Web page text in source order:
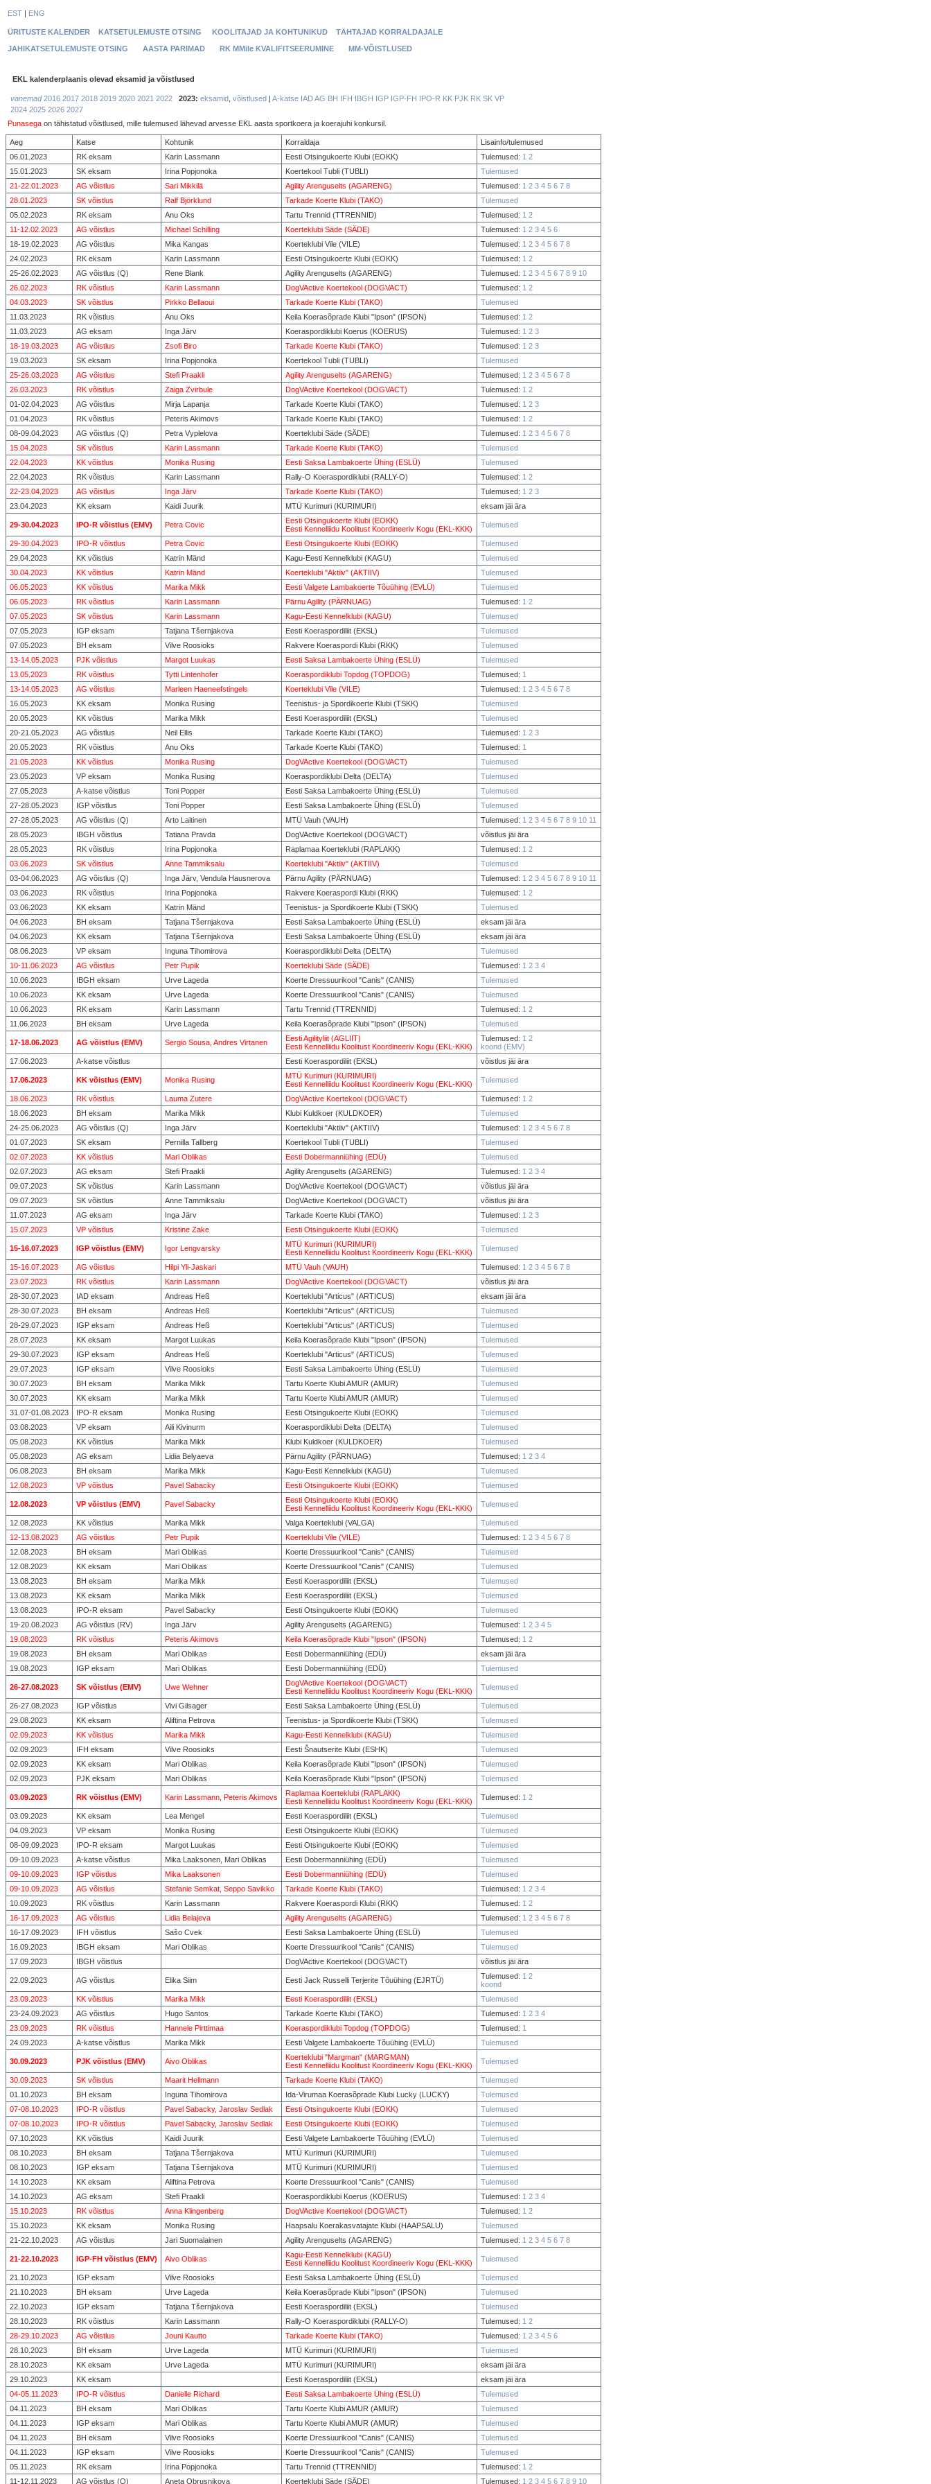
EST | ENG
ÜRITUSTE KALENDER KATSETULEMUSTE OTSING KOOLITAJAD JA KOHTUNIKUD
TÄHTAJAD KORRALDAJALE
JAHIKATSETULEMUSTE OTSING
AASTA PARIMAD RK MMile KVALIFITSEERUMINE MM-VÕISTLUSED
EKL kalenderplaanis olevad eksamid ja võistlused
vanemad 2016 2017 2018 2019 2020 2021 2022 2023: eksamid võistlused | A-katse IADAG BH IFH IBGH IGP IGP-FH IPO-R KK PJK RK SK VP
2024 2025 2026 2027
Punasega on tähistatud võistlused, mille tulemused lähevad arvesse EKL aasta sportkoera ja koerajuhi konkursil.
Aeg Katse Kohtunik Korraldaja
Lisainfo/tulemused
06.01.2023
RK eksam Karin Lassmann Eesti Otsingukoerte Klubi (EOKK) Tulemused: 1 2
15.01.2023
SK eksam Irina Popjonoka Koertekool Tubli (TUBLI)
Tulemused
21-22.01.2023
AG võistlus Sari Mikkilä Agility Arenguselts (AGARENG) Tulemused: 1 2 3 4 5 6 7 8
28.01.2023
SK võistlus Ralf Björklund Tarkade Koerte Klubi (TAKO)
Tulemused
05.02.2023
RK eksam Anu Oks Tartu Trennid (TTRENNID) Tulemused: 1 2
11-12.02.2023
AG võistlus Michael Schilling Koerteklubi Säde (SÄDE) Tulemused: 1 2 3 4 5 6
18-19.02.2023
AG võistlus Mika Kangas Koerteklubi Vile (VILE) Tulemused: 1 2 3 4 5 6 7 8
24.02.2023
RK eksam Karin Lassmann Eesti Otsingukoerte Klubi (EOKK) Tulemused: 1 2
25-26.02.2023
AG võistlus (Q) Rene Blank Agility Arenguselts (AGARENG) Tulemused: 1 2 3 4 5 6 7 8 9 10
26.02.2023
RK võistlus Karin Lassmann DogVActive Koertekool (DOGVACT) Tulemused: 1 2
04.03.2023
SK võistlus Pirkko Bellaoui Tarkade Koerte Klubi (TAKO)
Tulemused
11.03.2023
RK võistlus Anu Oks Keila Koerasõprade Klubi "Ipson" (IPSON) Tulemused: 1 2
11.03.2023
AG eksam Inga Järv Koeraspordiklubi Koerus (KOERUS) Tulemused: 1 2 3
18-19.03.2023
AG võistlus Zsofi Biro Tarkade Koerte Klubi (TAKO) Tulemused: 1 2 3
19.03.2023
SK eksam Irina Popjonoka Koertekool Tubli (TUBLI)
Tulemused
25-26.03.2023
AG võistlus Stefi Praakli Agility Arenguselts (AGARENG) Tulemused: 1 2 3 4 5 6 7 8
26.03.2023
RK võistlus Zaiga Zvirbule DogVActive Koertekool (DOGVACT) Tulemused: 1 2
01-02.04.2023
AG võistlus Mirja Lapanja Tarkade Koerte Klubi (TAKO) Tulemused: 1 2 3
01.04.2023
RK võistlus Peteris Akimovs Tarkade Koerte Klubi (TAKO) Tulemused: 1 2
08-09.04.2023
AG võistlus (Q) Petra Vyplelova Koerteklubi Säde (SÄDE) Tulemused: 1 2 3 4 5 6 7 8
15.04.2023
SK võistlus Karin Lassmann Tarkade Koerte Klubi (TAKO)
Tulemused
22.04.2023
KK võistlus Monika Rusing Eesti Saksa Lambakoerte Ühing (ESLÜ)
Tulemused
22.04.2023
RK võistlus Karin Lassmann Rally-O Koeraspordiklubi (RALLY-O) Tulemused: 1 2
22-23.04.2023
AG võistlus Inga Järv Tarkade Koerte Klubi (TAKO) Tulemused: 1 2 3
23.04.2023
KK eksam Kaidi Juurik MTÜ Kurimuri (KURIMURI) eksam jäi ära
29-30.04.2023 IPO-R võistlus (EMV) Petra Covic
Eesti Otsingukoerte Klubi (EOKK)
Eesti Kennelliidu Koolitust Koordineeriv Kogu (EKL-KKK)
Tulemused
29-30.04.2023 IPO-R võistlus Petra Covic Eesti Otsingukoerte Klubi (EOKK)
Tulemused
29.04.2023
KK võistlus Katrin Mänd Kagu-Eesti Kennelklubi (KAGU)
Tulemused
30.04.2023
KK võistlus Katrin Mänd Koerteklubi "Aktiiv" (AKTIIV)
Tulemused
06.05.2023
KK võistlus Marika Mikk Eesti Valgete Lambakoerte Tõuühing (EVLÜ)
Tulemused
06.05.2023
RK võistlus Karin Lassmann Pärnu Agility (PÄRNUAG) Tulemused: 1 2
07.05.2023
SK võistlus Karin Lassmann Kagu-Eesti Kennelklubi (KAGU)
Tulemused
07.05.2023
IGP eksam Tatjana Tšernjakova Eesti Koeraspordiliit (EKSL)
Tulemused
07.05.2023
BH eksam Vilve Roosioks Rakvere Koeraspordi Klubi (RKK)
Tulemused
13-14.05.2023
PJK võistlus Margot Luukas Eesti Saksa Lambakoerte Ühing (ESLÜ)
Tulemused
13.05.2023
RK võistlus Tytti Lintenhofer Koeraspordiklubi Topdog (TOPDOG) Tulemused: 1
13-14.05.2023
AG võistlus Marleen Haeneefstingels Koerteklubi Vile (VILE) Tulemused: 1 2 3 4 5 6 7 8
16.05.2023
KK eksam Monika Rusing Teenistus- ja Spordikoerte Klubi (TSKK)
Tulemused
20.05.2023
KK võistlus Marika Mikk Eesti Koeraspordiliit (EKSL)
Tulemused
20-21.05.2023
AG võistlus Neil Ellis Tarkade Koerte Klubi (TAKO) Tulemused: 1 2 3
20.05.2023
RK võistlus Anu Oks Tarkade Koerte Klubi (TAKO) Tulemused: 1
21.05.2023
KK võistlus Monika Rusing DogVActive Koertekool (DOGVACT)
Tulemused
23.05.2023
VP eksam Monika Rusing Koeraspordiklubi Delta (DELTA)
Tulemused
27.05.2023
A-katse võistlus Toni Popper Eesti Saksa Lambakoerte Ühing (ESLÜ)
Tulemused
27-28.05.2023
IGP võistlus Toni Popper Eesti Saksa Lambakoerte Ühing (ESLÜ)
Tulemused
27-28.05.2023
AG võistlus (Q) Arto Laitinen MTÜ Vauh (VAUH) Tulemused: 1 2 3 4 5 6 7 8 9 10 11
28.05.2023
IBGH võistlus Tatiana Pravda DogVActive Koertekool (DOGVACT)
võistlus jäi ära
28.05.2023
RK võistlus Irina Popjonoka Raplamaa Koerteklubi (RAPLAKK) Tulemused: 1 2
03.06.2023
SK võistlus Anne Tammiksalu Koerteklubi "Aktiiv" (AKTIIV)
Tulemused
03-04.06.2023
AG võistlus (Q) Inga Järv, Vendula Hausnerova Pärnu Agility (PÄRNUAG) Tulemused: 1 2 3 4 5 6 7 8 9 10 11
03.06.2023
RK võistlus Irina Popjonoka Rakvere Koeraspordi Klubi (RKK) Tulemused: 1 2
03.06.2023
KK eksam Katrin Mänd Teenistus- ja Spordikoerte Klubi (TSKK)
Tulemused
04.06.2023
BH eksam Tatjana Tšernjakova Eesti Saksa Lambakoerte Ühing (ESLÜ)
eksam jäi ära
04.06.2023
KK eksam Tatjana Tšernjakova Eesti Saksa Lambakoerte Ühing (ESLÜ)
eksam jäi ära
08.06.2023
VP eksam Inguna Tihomirova Koeraspordiklubi Delta (DELTA)
Tulemused
10-11.06.2023
AG võistlus Petr Pupik Koerteklubi Säde (SÄDE) Tulemused: 1 2 3 4
10.06.2023
IBGH eksam Urve Lageda Koerte Dressuurikool "Canis" (CANIS)
Tulemused
10.06.2023
KK eksam Urve Lageda Koerte Dressuurikool "Canis" (CANIS)
Tulemused
10.06.2023
RK eksam Karin Lassmann Tartu Trennid (TTRENNID) Tulemused: 1 2
11.06.2023
BH eksam Urve Lageda Keila Koerasõprade Klubi "Ipson" (IPSON) Tulemused
17-18.06.2023 AG võistlus (EMV) Sergio Sousa, Andres Virtanen
Eesti Agilityliit (AGLIIT)
Eesti Kennelliidu Koolitust Koordineeriv Kogu (EKL-KKK)
Tulemused: 1 2
koond (EMV)
17.06.2023
A-katse võistlus Eesti Koeraspordiliit (EKSL) võistlus jäi ära
17.06.2023 KK võistlus (EMV) Monika Rusing
MTÜ Kurimuri (KURIMURI)
Eesti Kennelliidu Koolitust Koordineeriv Kogu (EKL-KKK)
Tulemused
18.06.2023 RK võistlus Lauma Zutere DogVActive Koertekool (DOGVACT) Tulemused: 1 2
18.06.2023
BH eksam Marika Mikk Klubi Kuldkoer (KULDKOER)
Tulemused
24-25.06.2023
AG võistlus (Q) Inga Järv Koerteklubi "Aktiiv" (AKTIIV) Tulemused: 1 2 3 4 5 6 7 8
01.07.2023
SK eksam Pernilla Tallberg Koertekool Tubli (TUBLI)
Tulemused
02.07.2023
KK võistlus Mari Oblikas Eesti Dobermanniühing (EDÜ)
Tulemused
02.07.2023
AG eksam Stefi Praakli Agility Arenguselts (AGARENG) Tulemused: 1 2 3 4
09.07.2023
SK võistlus Karin Lassmann DogVActive Koertekool (DOGVACT)
võistlus jäi ära
09.07.2023
SK võistlus Anne Tammiksalu DogVActive Koertekool (DOGVACT)
võistlus jäi ära
11.07.2023
AG eksam Inga Järv Tarkade Koerte Klubi (TAKO) Tulemused: 1 2 3
15.07.2023
VP võistlus Kristine Zake Eesti Otsingukoerte Klubi (EOKK) Tulemused
15-16.07.2023 IGP võistlus (EMV) Igor Lengvarsky
MTÜ Kurimuri (KURIMURI)
Eesti Kennelliidu Koolitust Koordineeriv Kogu (EKL-KKK)
Tulemused
15-16.07.2023 AG võistlus Hilpi Yli-Jaskari MTÜ Vauh (VAUH) Tulemused: 1 2 3 4 5 6 7 8
23.07.2023
RK võistlus Karin Lassmann DogVActive Koertekool (DOGVACT)
võistlus jäi ära
28-30.07.2023
IAD eksam Andreas Heß Koerteklubi "Articus" (ARTICUS)
eksam jäi ära
28-30.07.2023
BH eksam Andreas Heß Koerteklubi "Articus" (ARTICUS)
Tulemused
28-29.07.2023
IGP eksam Andreas Heß Koerteklubi "Articus" (ARTICUS)
Tulemused
28.07.2023
KK eksam Margot Luukas Keila Koerasõprade Klubi "Ipson" (IPSON)
Tulemused
29-30.07.2023
IGP eksam Andreas Heß Koerteklubi "Articus" (ARTICUS)
Tulemused
29.07.2023
IGP eksam Vilve Roosioks Eesti Saksa Lambakoerte Ühing (ESLÜ)
Tulemused
30.07.2023
BH eksam Marika Mikk Tartu Koerte Klubi AMUR (AMUR)
Tulemused
30.07.2023
KK eksam Marika Mikk Tartu Koerte Klubi AMUR (AMUR)
Tulemused
31.07-01.08.2023
IPO-R eksam Monika Rusing Eesti Otsingukoerte Klubi (EOKK)
Tulemused
03.08.2023
VP eksam Aili Kivinurm Koeraspordiklubi Delta (DELTA)
Tulemused
05.08.2023
KK võistlus Marika Mikk Klubi Kuldkoer (KULDKOER)
Tulemused
05.08.2023
AG eksam Lidia Belyaeva Pärnu Agility (PÄRNUAG) Tulemused: 1 2 3 4
06.08.2023
BH eksam Marika Mikk Kagu-Eesti Kennelklubi (KAGU)
Tulemused
12.08.2023
VP võistlus Pavel Sabacky Eesti Otsingukoerte Klubi (EOKK) Tulemused
12.08.2023 VP võistlus (EMV) Pavel Sabacky
Eesti Otsingukoerte Klubi (EOKK)
Eesti Kennelliidu Koolitust Koordineeriv Kogu (EKL-KKK)
Tulemused
12.08.2023 KK võistlus Marika Mikk Valga Koerteklubi (VALGA)
Tulemused
12-13.08.2023
AG võistlus Petr Pupik Koerteklubi Vile (VILE) Tulemused: 1 2 3 4 5 6 7 8
12.08.2023
BH eksam Mari Oblikas Koerte Dressuurikool "Canis" (CANIS)
Tulemused
12.08.2023
KK eksam Mari Oblikas Koerte Dressuurikool "Canis" (CANIS)
Tulemused
13.08.2023
BH eksam Marika Mikk Eesti Koeraspordiliit (EKSL)
Tulemused
13.08.2023
KK eksam Marika Mikk Eesti Koeraspordiliit (EKSL)
Tulemused
13.08.2023
IPO-R eksam Pavel Sabacky Eesti Otsingukoerte Klubi (EOKK)
Tulemused
19-20.08.2023
AG võistlus (RV) Inga Järv Agility Arenguselts (AGARENG) Tulemused: 1 2 3 4 5
19.08.2023
RK võistlus Peteris Akimovs Keila Koerasõprade Klubi "Ipson" (IPSON) Tulemused: 1 2
19.08.2023
BH eksam Mari Oblikas Eesti Dobermanniühing (EDÜ)
eksam jäi ära
19.08.2023
IGP eksam Mari Oblikas Eesti Dobermanniühing (EDÜ) Tulemused
26-27.08.2023 SK võistlus (EMV) Uwe Wehner
DogVActive Koertekool (DOGVACT)
Eesti Kennelliidu Koolitust Koordineeriv Kogu (EKL-KKK)
Tulemused
26-27.08.2023 IGP võistlus Vivi Gilsager Eesti Saksa Lambakoerte Ühing (ESLÜ)
Tulemused
29.08.2023
KK eksam Aliftina Petrova Teenistus- ja Spordikoerte Klubi (TSKK)
Tulemused
02.09.2023
KK võistlus Marika Mikk Kagu-Eesti Kennelklubi (KAGU)
Tulemused
02.09.2023
IFH eksam Vilve Roosioks Eesti Šnautserite Klubi (ESHK)
Tulemused
02.09.2023
KK eksam Mari Oblikas Keila Koerasõprade Klubi "Ipson" (IPSON)
Tulemused
02.09.2023
PJK eksam Mari Oblikas Keila Koerasõprade Klubi "Ipson" (IPSON) Tulemused
03.09.2023 RK võistlus (EMV) Karin Lassmann, Peteris Akimovs
Raplamaa Koerteklubi (RAPLAKK)
Eesti Kennelliidu Koolitust Koordineeriv Kogu (EKL-KKK)
Tulemused: 1 2
03.09.2023 KK eksam Lea Mengel Eesti Koeraspordiliit (EKSL)
Tulemused
04.09.2023
VP eksam Monika Rusing Eesti Otsingukoerte Klubi (EOKK)
Tulemused
08-09.09.2023
IPO-R eksam Margot Luukas Eesti Otsingukoerte Klubi (EOKK)
Tulemused
09-10.09.2023
A-katse võistlus Mika Laaksonen, Mari Oblikas Eesti Dobermanniühing (EDÜ)
Tulemused
09-10.09.2023
IGP võistlus Mika Laaksonen Eesti Dobermanniühing (EDÜ)
Tulemused
09-10.09.2023
AG võistlus Stefanie Semkat, Seppo Savikko Tarkade Koerte Klubi (TAKO) Tulemused: 1 2 3 4
10.09.2023
RK võistlus Karin Lassmann Rakvere Koeraspordi Klubi (RKK) Tulemused: 1 2
16-17.09.2023
AG võistlus Lidia Belajeva Agility Arenguselts (AGARENG) Tulemused: 1 2 3 4 5 6 7 8
16-17.09.2023
IFH võistlus Sašo Cvek Eesti Saksa Lambakoerte Ühing (ESLÜ)
Tulemused
16.09.2023
IBGH eksam Mari Oblikas Koerte Dressuurikool "Canis" (CANIS)
Tulemused
17.09.2023
IBGH võistlus DogVActive Koertekool (DOGVACT) võistlus jäi ära
22.09.2023 AG võistlus Elika Siim Eesti Jack Russelli Terjerite Tõuühing (EJRTÜ) Tulemused: 1 2
koond
23.09.2023
KK võistlus Marika Mikk Eesti Koeraspordiliit (EKSL)
Tulemused
23-24.09.2023
AG võistlus Hugo Santos Tarkade Koerte Klubi (TAKO) Tulemused: 1 2 3 4
23.09.2023
RK võistlus Hannele Pirttimaa Koeraspordiklubi Topdog (TOPDOG) Tulemused: 1
24.09.2023
A-katse võistlus Marika Mikk Eesti Valgete Lambakoerte Tõuühing (EVLÜ) Tulemused
30.09.2023 PJK võistlus (EMV) Aivo Oblikas
Koerteklubi "Margman" (MARGMAN)
Eesti Kennelliidu Koolitust Koordineeriv Kogu (EKL-KKK)
Tulemused
30.09.2023 SK võistlus Maarit Hellmann Tarkade Koerte Klubi (TAKO)
Tulemused
01.10.2023
BH eksam Inguna Tihomirova Ida-Virumaa Koerasõprade Klubi Lucky (LUCKY)
Tulemused
07-08.10.2023
IPO-R võistlus Pavel Sabacky, Jaroslav Sedlak Eesti Otsingukoerte Klubi (EOKK)
Tulemused
07-08.10.2023
IPO-R võistlus Pavel Sabacky, Jaroslav Sedlak Eesti Otsingukoerte Klubi (EOKK)
Tulemused
07.10.2023
KK võistlus Kaidi Juurik Eesti Valgete Lambakoerte Tõuühing (EVLÜ)
Tulemused
08.10.2023
BH eksam Tatjana Tšernjakova MTÜ Kurimuri (KURIMURI)
Tulemused
08.10.2023
IGP eksam Tatjana Tšernjakova MTÜ Kurimuri (KURIMURI)
Tulemused
14.10.2023
KK eksam Aliftina Petrova Koerte Dressuurikool "Canis" (CANIS)
Tulemused
14.10.2023
AG eksam Stefi Praakli Koeraspordiklubi Koerus (KOERUS) Tulemused: 1 2 3 4
15.10.2023
RK võistlus Anna Klingenberg DogVActive Koertekool (DOGVACT) Tulemused: 1 2
15.10.2023
KK eksam Monika Rusing Haapsalu Koerakasvatajate Klubi (HAAPSALU)
Tulemused
21-22.10.2023
AG võistlus Jari Suomalainen Agility Arenguselts (AGARENG) Tulemused: 1 2 3 4 5 6 7 8
21-22.10.2023 IGP-FH võistlus (EMV) Aivo Oblikas
Kagu-Eesti Kennelklubi (KAGU)
Eesti Kennelliidu Koolitust Koordineeriv Kogu (EKL-KKK)
Tulemused
21.10.2023 IGP eksam Vilve Roosioks Eesti Saksa Lambakoerte Ühing (ESLÜ)
Tulemused
21.10.2023
BH eksam Urve Lageda Keila Koerasõprade Klubi "Ipson" (IPSON)
Tulemused
22.10.2023
IGP eksam Tatjana Tšernjakova Eesti Koeraspordiliit (EKSL)
Tulemused
28.10.2023
RK võistlus Karin Lassmann Rally-O Koeraspordiklubi (RALLY-O) Tulemused: 1 2
28-29.10.2023
AG võistlus Jouni Kautto Tarkade Koerte Klubi (TAKO) Tulemused: 1 2 3 4 5 6
28.10.2023
BH eksam Urve Lageda MTÜ Kurimuri (KURIMURI)
Tulemused
28.10.2023
KK eksam Urve Lageda MTÜ Kurimuri (KURIMURI)
eksam jäi ära
29.10.2023
KK eksam Eesti Koeraspordiliit (EKSL)
eksam jäi ära
04-05.11.2023
IPO-R võistlus Danielle Richard Eesti Saksa Lambakoerte Ühing (ESLÜ)
Tulemused
04.11.2023
BH eksam Mari Oblikas Tartu Koerte Klubi AMUR (AMUR)
Tulemused
04.11.2023
IGP eksam Mari Oblikas Tartu Koerte Klubi AMUR (AMUR)
Tulemused
04.11.2023
BH eksam Vilve Roosioks Koerte Dressuurikool "Canis" (CANIS)
Tulemused
04.11.2023
IGP eksam Vilve Roosioks Koerte Dressuurikool "Canis" (CANIS)
Tulemused
05.11.2023
RK eksam Irina Popjonoka Tartu Trennid (TTRENNID) Tulemused: 1 2
11-12.11.2023
AG võistlus (Q) Aneta Obrusnikova Koerteklubi Säde (SÄDE) Tulemused: 1 2 3 4 5 6 7 8 9 10